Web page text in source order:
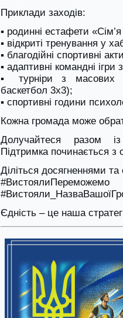
Приклади заходів:
▪ родинні естафети
▪ відкриті тренування у
▪ благодійні спортивні
▪ адаптивні командні ігри
▪ турніри з масових
баскетбол 3х3);
▪ спортивні години
Кожна громада може
Долучайтеся разом
Підтримка починається з
Діліться досягненнями
Єдність – це наша